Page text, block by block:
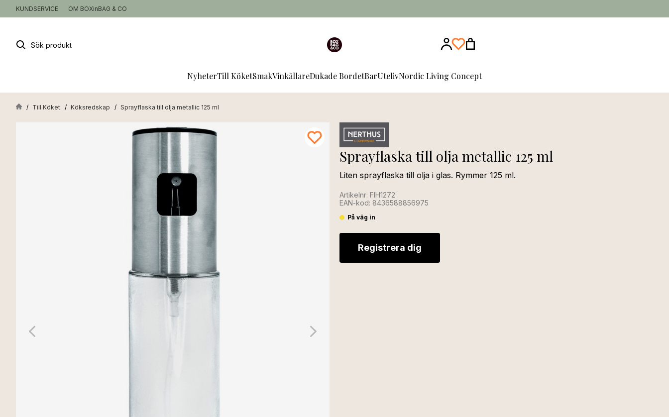
KUNDSERVICE OM BOXinBAG & CO
Sök
NyheterTill KöketSmakVinkällareDukade BordetBarUtelivNordic Living Concept
Till Köket Köksredskap Sprayflaska till olja metallic 125 ml
Sprayflaska till olja metallic 125 ml
Liten sprayflaska till olja i glas. Rymmer 125 ml.
Artikelnr: FIH1272
EAN-kod: 8436588856975
På väg in
Registrera dig